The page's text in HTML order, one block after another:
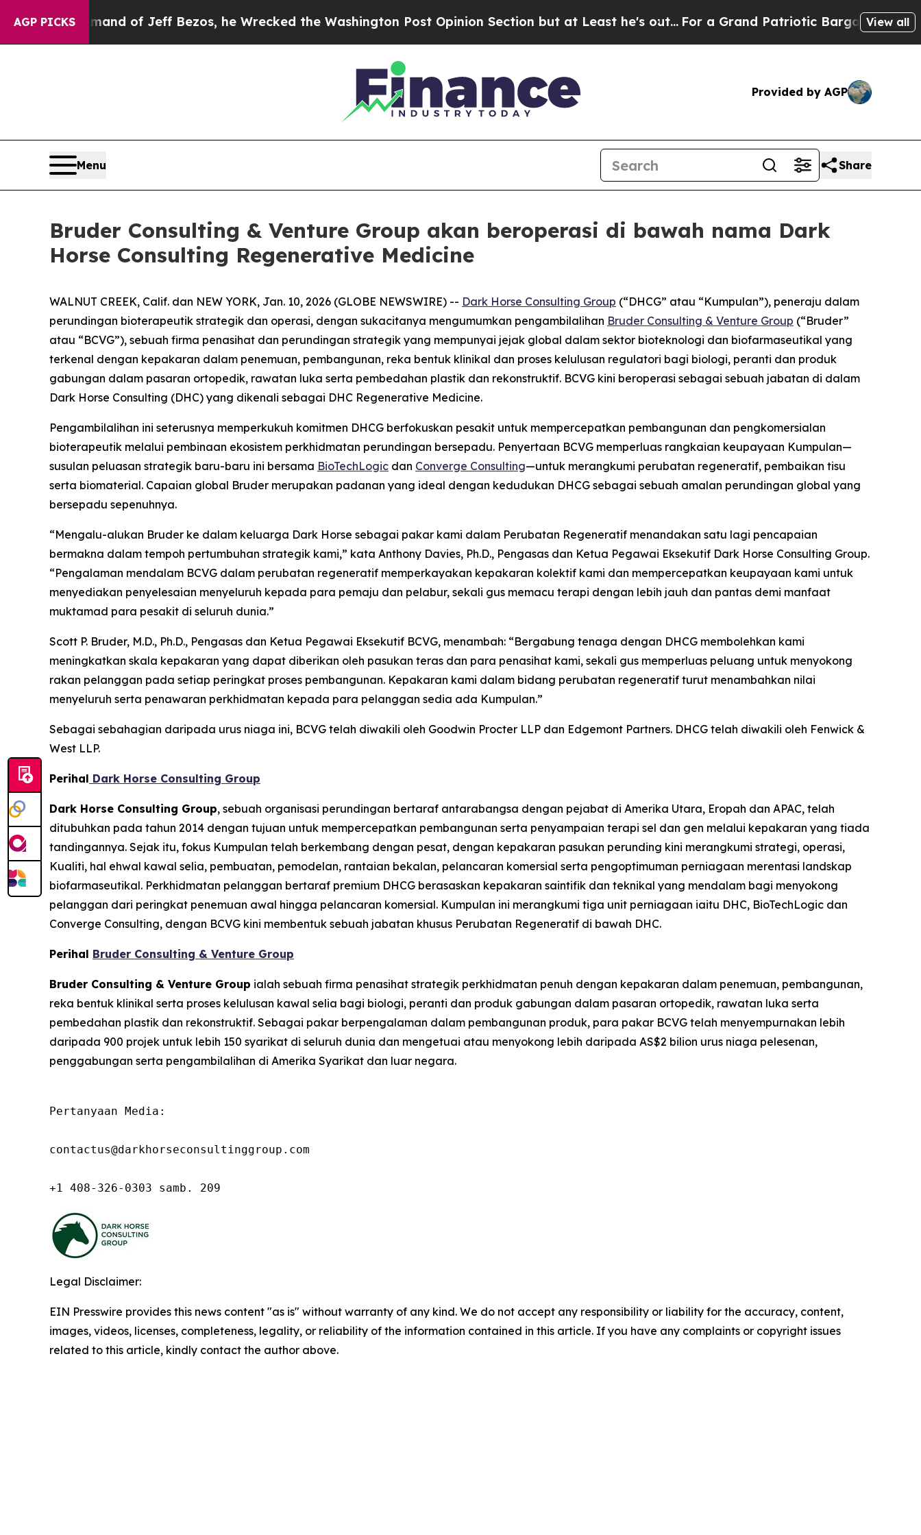
AGP PICKS
Command of Jeff Bezos, he Wrecked the Washington Post Opinion Section but at Least he's out...For a Grand Patriotic Bargain Democrats
View all
Provided by AGP
Menu Share
Bruder Consulting & Venture Group akan beroperasi di bawah nama Dark
Horse Consulting Regenerative Medicine
WALNUT CREEK, Calif. dan NEW YORK, Jan. 10, 2026 (GLOBE NEWSWIRE) -- Dark Horse Consulting Group (“DHCG” atau “Kumpulan”), peneraju dalam
perundingan bioterapeutik strategik dan operasi, dengan sukacitanya mengumumkan pengambilalihan Bruder Consulting & Venture Group (“Bruder”
atau “BCVG”), sebuah firma penasihat dan perundingan strategik yang mempunyai jejak global dalam sektor bioteknologi dan biofarmaseutikal yang
terkenal dengan kepakaran dalam penemuan, pembangunan, reka bentuk klinikal dan proses kelulusan regulatori bagi biologi, peranti dan produk
gabungan dalam pasaran ortopedik, rawatan luka serta pembedahan plastik dan rekonstruktif. BCVG kini beroperasi sebagai sebuah jabatan di dalam
Dark Horse Consulting (DHC) yang dikenali sebagai DHC Regenerative Medicine.
Pengambilalihan ini seterusnya memperkukuh komitmen DHCG berfokuskan pesakit untuk mempercepatkan pembangunan dan pengkomersialan
bioterapeutik melalui pembinaan ekosistem perkhidmatan perundingan bersepadu. Penyertaan BCVG memperluas rangkaian keupayaan Kumpulan—
susulan peluasan strategik baru-baru ini bersama BioTechLogic dan Converge Consulting—untuk merangkumi perubatan regeneratif, pembaikan tisu
serta biomaterial. Capaian global Bruder merupakan padanan yang ideal dengan kedudukan DHCG sebagai sebuah amalan perundingan global yang
bersepadu sepenuhnya.
“Mengalu-alukan Bruder ke dalam keluarga Dark Horse sebagai pakar kami dalam Perubatan Regeneratif menandakan satu lagi pencapaian
bermakna dalam tempoh pertumbuhan strategik kami,” kata Anthony Davies, Ph.D., Pengasas dan Ketua Pegawai Eksekutif Dark Horse Consulting Group.
“Pengalaman mendalam BCVG dalam perubatan regeneratif memperkayakan kepakaran kolektif kami dan mempercepatkan keupayaan kami untuk
menyediakan penyelesaian menyeluruh kepada para pemaju dan pelabur, sekali gus memacu terapi dengan lebih jauh dan pantas demi manfaat
muktamad para pesakit di seluruh dunia.”
Scott P. Bruder, M.D., Ph.D., Pengasas dan Ketua Pegawai Eksekutif BCVG, menambah: “Bergabung tenaga dengan DHCG membolehkan kami
meningkatkan skala kepakaran yang dapat diberikan oleh pasukan teras dan para penasihat kami, sekali gus memperluas peluang untuk menyokong
rakan pelanggan pada setiap peringkat proses pembangunan. Kepakaran kami dalam bidang perubatan regeneratif turut menambahkan nilai
menyeluruh serta penawaran perkhidmatan kepada para pelanggan sedia ada Kumpulan.”
Sebagai sebahagian daripada urus niaga ini, BCVG telah diwakili oleh Goodwin Procter LLP dan Edgemont Partners. DHCG telah diwakili oleh Fenwick &
West LLP.
Perihal Dark Horse Consulting Group
Dark Horse Consulting Group, sebuah organisasi perundingan bertaraf antarabangsa dengan pejabat di Amerika Utara, Eropah dan APAC, telah
ditubuhkan pada tahun 2014 dengan tujuan untuk mempercepatkan pembangunan serta penyampaian terapi sel dan gen melalui kepakaran yang tiada
tandingannya. Sejak itu, fokus Kumpulan telah berkembang dengan pesat, dengan kepakaran pasukan perunding kini merangkumi strategi, operasi,
Kualiti, hal ehwal kawal selia, pembuatan, pemodelan, rantaian bekalan, pelancaran komersial serta pengoptimuman perniagaan merentasi landskap
biofarmaseutikal. Perkhidmatan pelanggan bertaraf premium DHCG berasaskan kepakaran saintifik dan teknikal yang mendalam bagi menyokong
pelanggan dari peringkat penemuan awal hingga pelancaran komersial. Kumpulan ini merangkumi tiga unit perniagaan iaitu DHC, BioTechLogic dan
Converge Consulting, dengan BCVG kini membentuk sebuah jabatan khusus Perubatan Regeneratif di bawah DHC.
Perihal Bruder Consulting & Venture Group
Bruder Consulting & Venture Group ialah sebuah firma penasihat strategik perkhidmatan penuh dengan kepakaran dalam penemuan, pembangunan,
reka bentuk klinikal serta proses kelulusan kawal selia bagi biologi, peranti dan produk gabungan dalam pasaran ortopedik, rawatan luka serta
pembedahan plastik dan rekonstruktif. Sebagai pakar berpengalaman dalam pembangunan produk, para pakar BCVG telah menyempurnakan lebih
daripada 900 projek untuk lebih 150 syarikat di seluruh dunia dan mengetuai atau menyokong lebih daripada AS$2 bilion urus niaga pelesenan,
penggabungan serta pengambilalihan di Amerika Syarikat dan luar negara.
Pertanyaan Media:
contactus@darkhorseconsultinggroup.com
+1 408-326-0303 samb. 209
Legal Disclaimer:
EIN Presswire provides this news content "as is" without warranty of any kind. We do not accept any responsibility or liability for the accuracy, content,
images, videos, licenses, completeness, legality, or reliability of the information contained in this article. If you have any complaints or copyright issues
related to this article, kindly contact the author above.